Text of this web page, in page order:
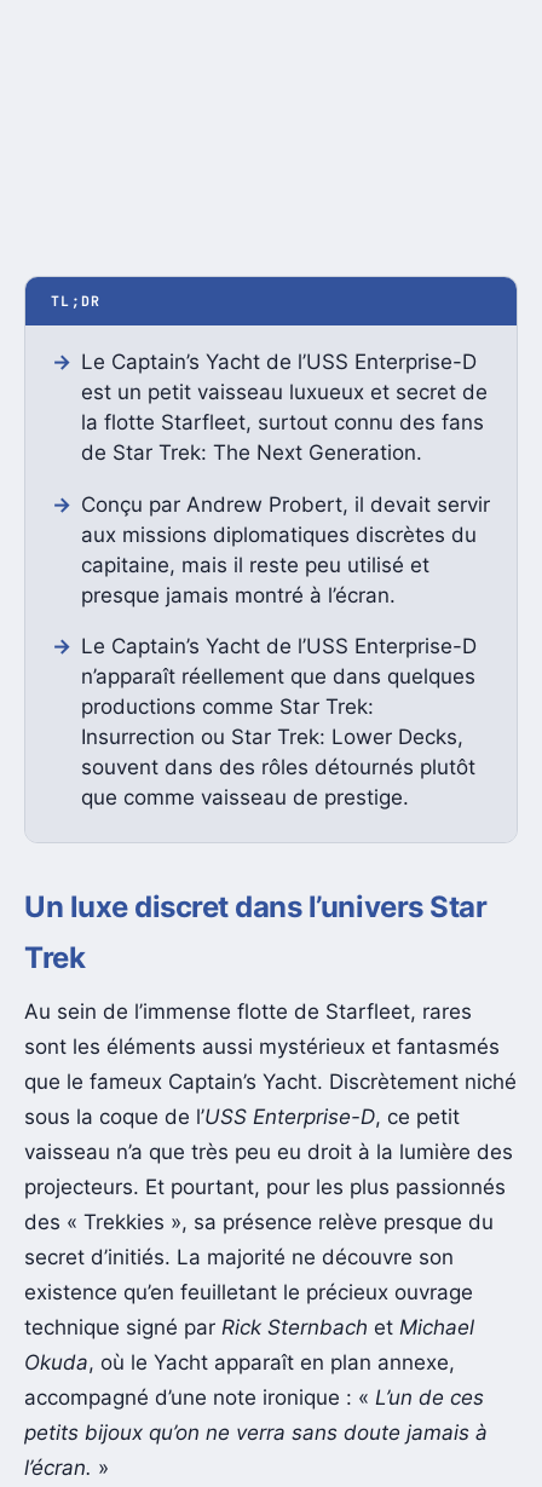
TL;DR
Le Captain’s Yacht de l’USS Enterprise-D
est un petit vaisseau luxueux et secret de
la flotte Starfleet, surtout connu des fans
de Star Trek: The Next Generation.
Conçu par Andrew Probert, il devait servir
aux missions diplomatiques discrètes du
capitaine, mais il reste peu utilisé et
presque jamais montré à l’écran.
Le Captain’s Yacht de l’USS Enterprise-D
n’apparaît réellement que dans quelques
productions comme Star Trek:
Insurrection ou Star Trek: Lower Decks,
souvent dans des rôles détournés plutôt
que comme vaisseau de prestige.
Un luxe discret dans l’univers Star
Trek
Au sein de l’immense flotte de Starfleet, rares
sont les éléments aussi mystérieux et fantasmés
que le fameux Captain’s Yacht. Discrètement niché
sous la coque de l’USS Enterprise-D, ce petit
vaisseau n’a que très peu eu droit à la lumière des
projecteurs. Et pourtant, pour les plus passionnés
des « Trekkies », sa présence relève presque du
secret d’initiés. La majorité ne découvre son
existence qu’en feuilletant le précieux ouvrage
technique signé par Rick Sternbach et Michael
Okuda, où le Yacht apparaît en plan annexe,
accompagné d’une note ironique : « L’un de ces
petits bijoux qu’on ne verra sans doute jamais à
l’écran. »